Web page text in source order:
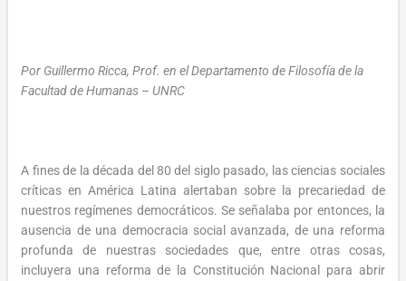
Por Guillermo Ricca, Prof. en el Departamento de Filosofía de la
Facultad de Humanas – UNRC
A fines de la década del 80 del siglo pasado, las ciencias sociales
críticas en América Latina alertaban sobre la precariedad de
nuestros regímenes democráticos. Se señalaba por entonces, la
ausencia de una democracia social avanzada, de una reforma
profunda de nuestras sociedades que, entre otras cosas,
incluyera una reforma de la Constitución Nacional para abrir